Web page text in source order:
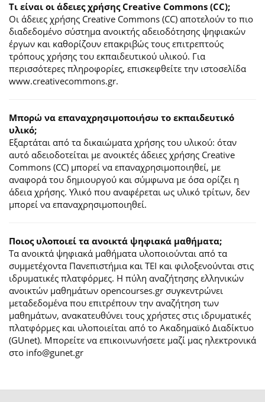
Τι είναι οι άδειες χρήσης Creative Commons (CC);
Οι άδειες χρήσης Creative Commons (CC) αποτελούν το πιο
διαδεδομένο σύστημα ανοικτής αδειοδότησης ψηφιακών
έργων και καθορίζουν επακριβώς τους επιτρεπτούς
τρόπους χρήσης του εκπαιδευτικού υλικού. Για
περισσότερες πληροφορίες, επισκεφθείτε την ιστοσελίδα
www.creativecommons.gr.
Mπορώ να επαναχρησιμοποιήσω το εκπαιδευτικό
υλικό;
Εξαρτάται από τα δικαιώματα χρήσης του υλικού: όταν
αυτό αδειοδοτείται με ανοικτές άδειες χρήσης Creative
Commons (CC) μπορεί να επαναχρησιμοποιηθεί, με
αναφορά του δημιουργού και σύμφωνα με όσα ορίζει η
άδεια χρήσης. Υλικό που αναφέρεται ως υλικό τρίτων, δεν
μπορεί να επαναχρησιμοποιηθεί.
Ποιος υλοποιεί τα ανοικτά ψηφιακά μαθήματα;
Τα ανοικτά ψηφιακά μαθήματα υλοποιούνται από τα
συμμετέχοντα Πανεπιστήμια και ΤΕΙ και φιλοξενούνται στις
ιδρυματικές πλατφόρμες. H πύλη αναζήτησης ελληνικών
ανοικτών μαθημάτων opencourses.gr συγκεντρώνει
μεταδεδομένα που επιτρέπουν την αναζήτηση των
μαθημάτων, ανακατευθύνει τους χρήστες στις ιδρυματικές
πλατφόρμες και υλοποιείται από το Ακαδημαϊκό Διαδίκτυο
(GUnet). Μπορείτε να επικοινωνήσετε μαζί μας ηλεκτρονικά
στο info@gunet.gr